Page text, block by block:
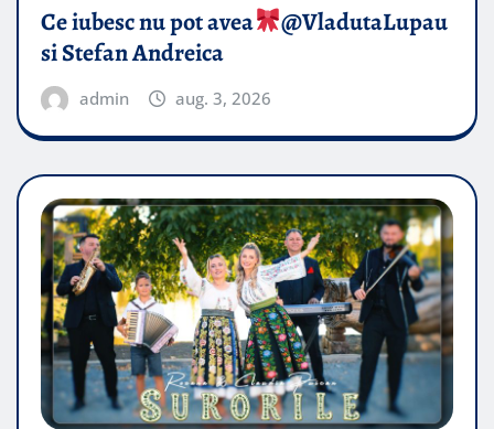
Ce iubesc nu pot avea
​@VladutaLupau
si Stefan Andreica
admin aug. 3, 2026